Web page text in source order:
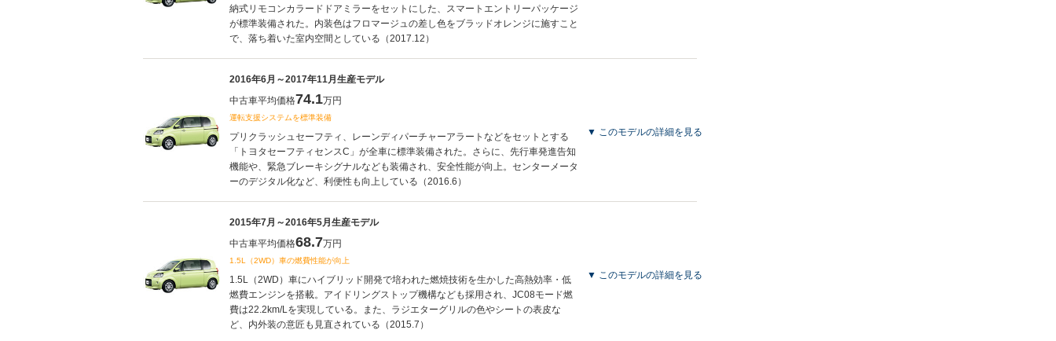
納式リモコンカラードドアミラーをセットにした、スマートエントリーパッケージ
が標準装備された。内装色はフロマージュの差し色をブラッドオレンジに施すこと
で、落ち着いた室内空間としている（2017.12）
2016年6月～2017年11月生産モデル
中古車平均価格74.1万円
運転支援システムを標準装備
プリクラッシュセーフティ、レーンディパーチャーアラートなどをセットとする
「トヨタセーフティセンスC」が全車に標準装備された。さらに、先行車発進告知
機能や、緊急ブレーキシグナルなども装備され、安全性能が向上。センターメータ
ーのデジタル化など、利便性も向上している（2016.6）
▼ このモデルの詳細を見る
2015年7月～2016年5月生産モデル
中古車平均価格68.7万円
1.5L（2WD）車の燃費性能が向上
1.5L（2WD）車にハイブリッド開発で培われた燃焼技術を生かした高熱効率・低
燃費エンジンを搭載。アイドリングストップ機構なども採用され、JC08モード燃
費は22.2km/Lを実現している。また、ラジエターグリルの色やシートの表皮な
ど、内外装の意匠も見直されている（2015.7）
▼ このモデルの詳細を見る